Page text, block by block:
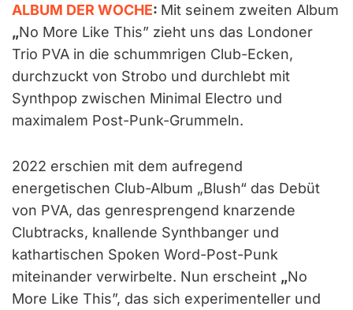
ALBUM DER WOCHE: Mit seinem zweiten Album
„No More Like This” zieht uns das Londoner
Trio PVA in die schummrigen Club-Ecken,
durchzuckt von Strobo und durchlebt mit
Synthpop zwischen Minimal Electro und
maximalem Post-Punk-Grummeln.
2022 erschien mit dem aufregend
energetischen Club-Album „Blush“ das Debüt
von PVA, das genresprengend knarzende
Clubtracks, knallende Synthbanger und
kathartischen Spoken Word-Post-Punk
miteinander verwirbelte. Nun erscheint „No
More Like This”, das sich experimenteller und